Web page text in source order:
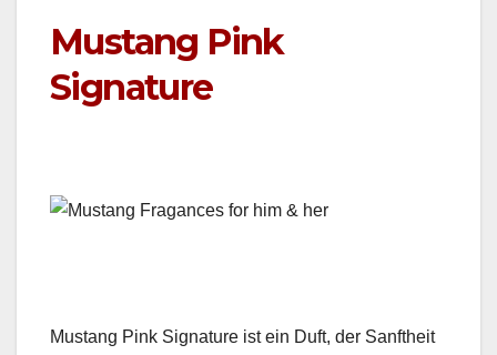
Mustang Pink
Signature
Mus­tang Pink Sig­na­ture ist ein Duft, der San­ftheit